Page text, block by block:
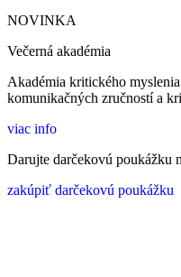
NOVINKA
Večerná akadémia
Akadémia kritického
komunikačných zručností a
viac info
Darujte darčekovú poukážku
zakúpiť darčekovú poukážku